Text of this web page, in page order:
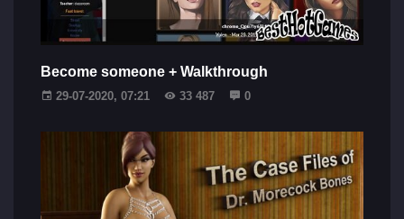
Become someone + Walkthrough
29-07-2020, 07:21 33 487 0